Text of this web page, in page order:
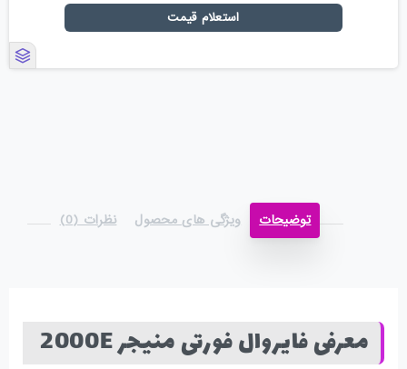
استعلام قیمت
توضیحات ویژگی های محصول نظرات (0)
معرفی فایروال فورتی منیجر 2000E